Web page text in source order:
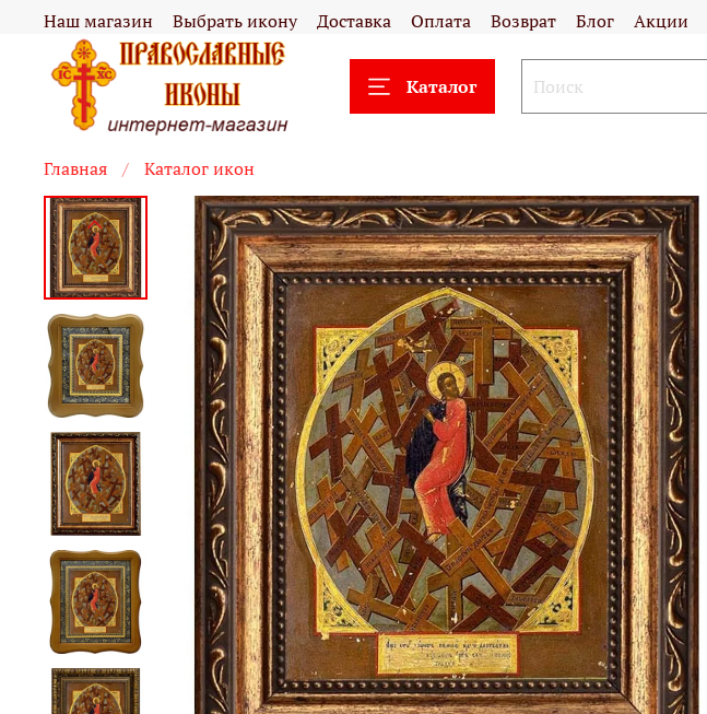
Наш магазин Выбрать икону Доставка Оплата Возврат Блог Акции
Каталог
Главная Каталог икон